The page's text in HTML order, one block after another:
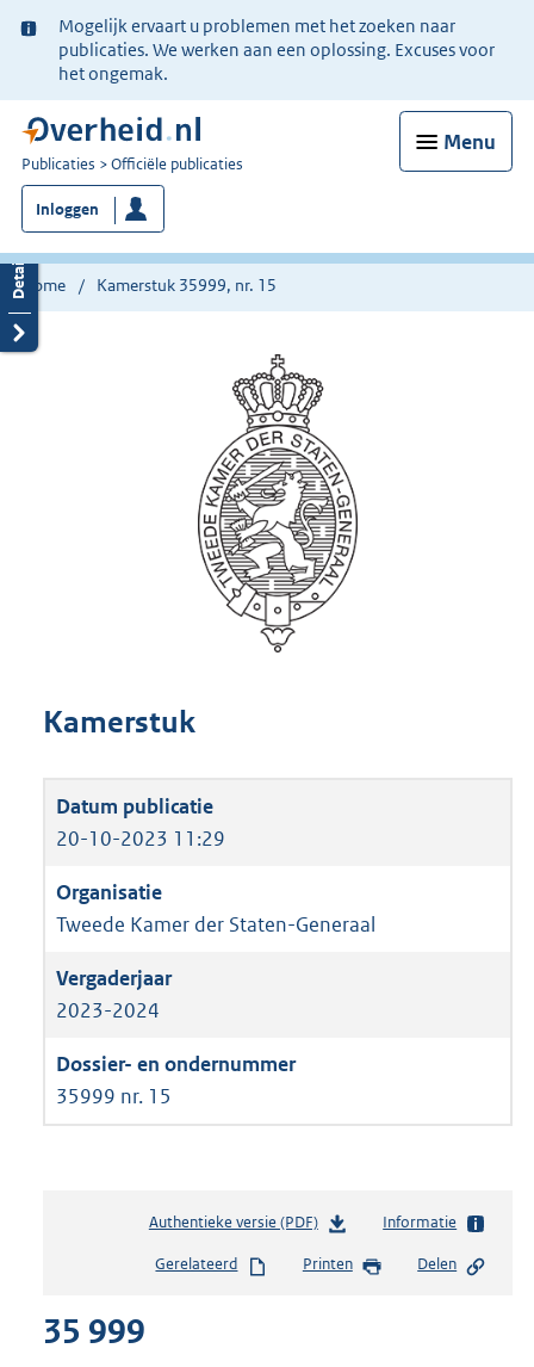
Ter
informatie:
Mogelijk ervaart u problemen met het zoeken naar
publicaties. We werken aan een oplossing. Excuses voor
het ongemak.
Menu
U
bent
nu
hier:
Publicaties Officiële publicaties
Inloggen
Home Kamerstuk 35999, nr. 15
Kamerstuk
20-10-2023 11:29
Tweede Kamer der Staten-Generaal
2023-2024
35999 nr. 15
Authentieke versie (PDF)b
s
Informatie
Gerelateerd Printen Delen
35 999